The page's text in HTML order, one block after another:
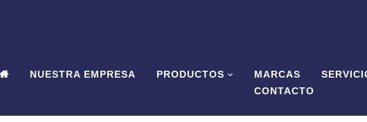
NUESTRA EMPRESA PRODUCTOS MARCAS
CONTACTO